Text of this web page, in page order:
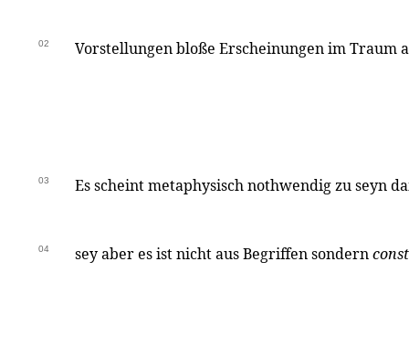
02 Vorstellungen bloße Erscheinungen im Traum
03 Es scheint metaphysisch nothwendig zu seyn
04 sey aber es ist nicht aus Begriffen sondern